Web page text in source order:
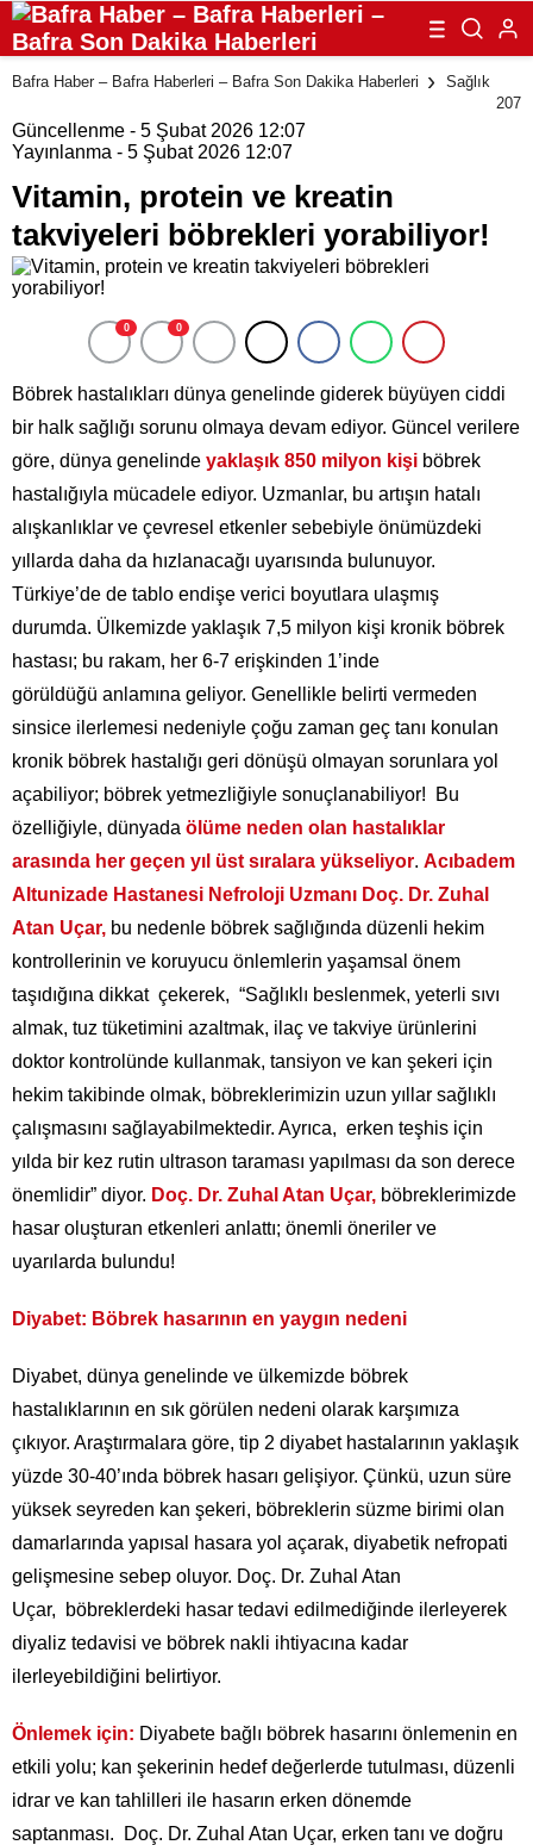
Bafra Haber – Bafra Haberleri – Bafra Son Dakika Haberleri
Sağlık
207
Güncellenme - 5 Şubat 2026 12:07
Yayınlanma - 5 Şubat 2026 12:07
Vitamin, protein ve kreatin
takviyeleri böbrekleri yorabiliyor!
0 0
Böbrek hastalıkları dünya genelinde giderek büyüyen ciddi
bir halk sağlığı sorunu olmaya devam ediyor. Güncel verilere
göre, dünya genelinde yaklaşık 850 milyon kişi böbrek
hastalığıyla mücadele ediyor. Uzmanlar, bu artışın hatalı
alışkanlıklar ve çevresel etkenler sebebiyle önümüzdeki
yıllarda daha da hızlanacağı uyarısında bulunuyor.
Türkiye’de de tablo endişe verici boyutlara ulaşmış
durumda. Ülkemizde yaklaşık 7,5 milyon kişi kronik böbrek
hastası; bu rakam, her 6-7 erişkinden 1’inde
görüldüğü anlamına geliyor. Genellikle belirti vermeden
sinsice ilerlemesi nedeniyle çoğu zaman geç tanı konulan
kronik böbrek hastalığı geri dönüşü olmayan sorunlara yol
açabiliyor; böbrek yetmezliğiyle sonuçlanabiliyor! Bu
özelliğiyle, dünyada ölüme neden olan hastalıklar
arasında her geçen yıl üst sıralara yükseliyor. Acıbadem
Altunizade Hastanesi Nefroloji Uzmanı Doç. Dr. Zuhal
Atan Uçar, bu nedenle böbrek sağlığında düzenli hekim
kontrollerinin ve koruyucu önlemlerin yaşamsal önem
taşıdığına dikkat çekerek, “Sağlıklı beslenmek, yeterli sıvı
almak, tuz tüketimini azaltmak, ilaç ve takviye ürünlerini
doktor kontrolünde kullanmak, tansiyon ve kan şekeri için
hekim takibinde olmak, böbreklerimizin uzun yıllar sağlıklı
çalışmasını sağlayabilmektedir. Ayrıca, erken teşhis için
yılda bir kez rutin ultrason taraması yapılması da son derece
önemlidir” diyor. Doç. Dr. Zuhal Atan Uçar, böbreklerimizde
hasar oluşturan etkenleri anlattı; önemli öneriler ve
uyarılarda bulundu!
Diyabet: Böbrek hasarının en yaygın nedeni
Diyabet, dünya genelinde ve ülkemizde böbrek
hastalıklarının en sık görülen nedeni olarak karşımıza
çıkıyor. Araştırmalara göre, tip 2 diyabet hastalarının yaklaşık
yüzde 30-40’ında böbrek hasarı gelişiyor. Çünkü, uzun süre
yüksek seyreden kan şekeri, böbreklerin süzme birimi olan
damarlarında yapısal hasara yol açarak, diyabetik nefropati
gelişmesine sebep oluyor. Doç. Dr. Zuhal Atan
Uçar,
böbreklerdeki hasar tedavi edilmediğinde ilerleyerek
diyaliz tedavisi ve böbrek nakli ihtiyacına kadar
ilerleyebildiğini belirtiyor.
Önlemek için: Diyabete bağlı böbrek hasarını önlemenin en
etkili yolu; kan şekerinin hedef değerlerde tutulması, düzenli
idrar ve kan tahlilleri ile hasarın erken dönemde
saptanması.
Doç. Dr. Zuhal Atan Uçar, erken tanı ve doğru